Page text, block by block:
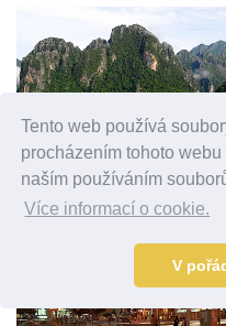
Tento web používá
procházením tohoto
naším používáním
Více informací o cookie.
V